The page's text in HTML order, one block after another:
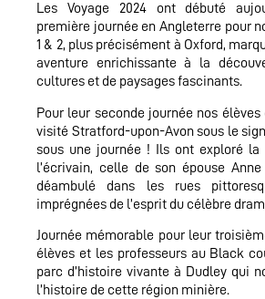
Les Voyage 2024 ont débuté
première journée en Angleterre pour
1 & 2, plus précisément à Oxford,
aventure enrichissante à la
cultures et de paysages fascinants.
Pour leur seconde journée nos élèves
visité Stratford-upon-Avon sous le
sous une journée ! Ils ont exploré la
l’écrivain, celle de son épouse
déambulé dans les rues
imprégnées de l’esprit du célèbre
Journée mémorable pour leur
élèves et les professeurs au Black
parc d’histoire vivante à Dudley qui
l’histoire de cette région minière.